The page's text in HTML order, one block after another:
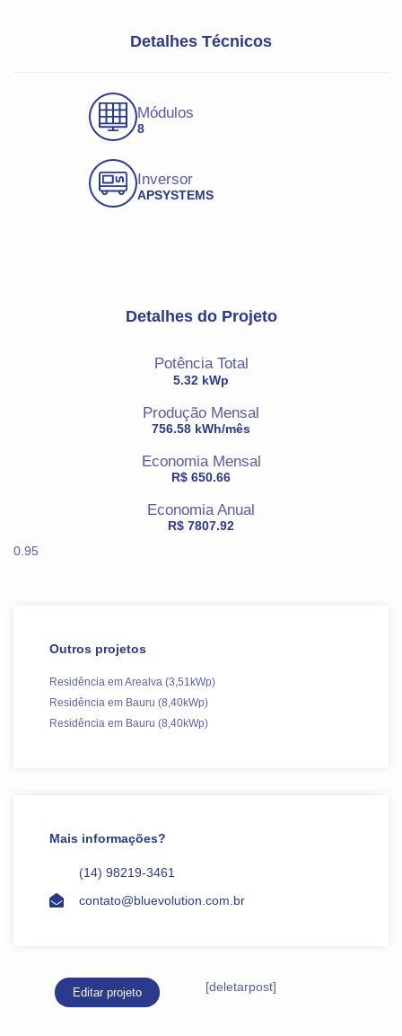
Detalhes do Projeto
Potência Total
5.32 kWp
Produção Mensal
756.58 kWh/mês
Economia Mensal
R$ 650.66
Economia Anual
R$ 7807.92
0.95
Outros projetos
Residência em Arealva (3,51kWp)
Residência em Bauru (8,40kWp)
Residência em Bauru (8,40kWp)
Mais informações?
(14) 98219-3461
contato@bluevolution.com.br
Editar projeto [deletarpost]
Detalhes Técnicos
Módulos
8
Inversor
APSYSTEMS